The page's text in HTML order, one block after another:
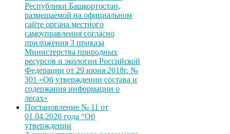
Республики Башкортостан,
размещаемой на официальном
сайте органа местного
самоуправления согласно
приложения 3 приказа
Министерства природных
ресурсов и экологии Российской
Федерации от 29 июня 2018г. №
301 «Об утверждении состава и
содержания информации о
лесах»
Постановление № 11 от
01.04.2026 года “Об
утверждении